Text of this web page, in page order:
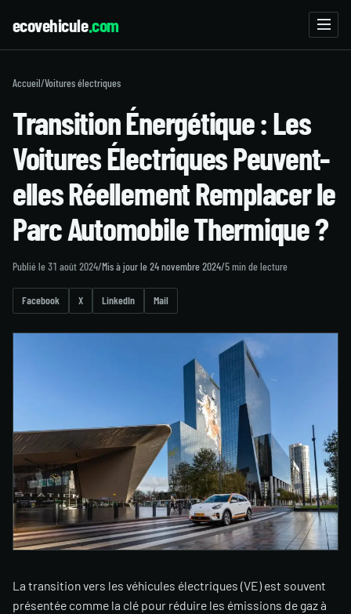
ecovehicule.com
Accueil/Voitures électriques
Transition Énergétique : Les
Voitures Électriques Peuvent-
elles Réellement Remplacer le
Parc Automobile Thermique ?
Publié le 31 août 2024/Mis à jour le 24 novembre 2024/5 min de lecture
Facebook X LinkedIn Mail
La transition vers les véhicules électriques (VE) est souvent
présentée comme la clé pour réduire les émissions de gaz à